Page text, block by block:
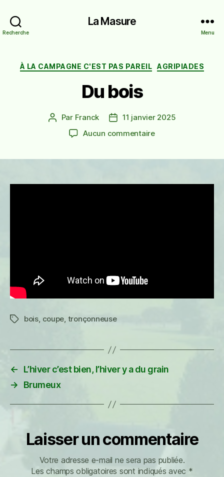
Recherche
La Masure
Menu
Catégories
À LA CAMPAGNE C'EST PAS PAREIL AGRIPIADES
Du bois
Auteur
l’article
Par Franck
Date11 janvier 2025
Aucun commentairesur
Étiquettes
bois, coupe, tronçonneuse
←
L’hiver c’est bien, l’hiver y a du grain
→
Brumeux
Laisser un commentaire
Votre adresse e-mail ne sera pas publiée.
Les champs obligatoires sont indiqués avec *